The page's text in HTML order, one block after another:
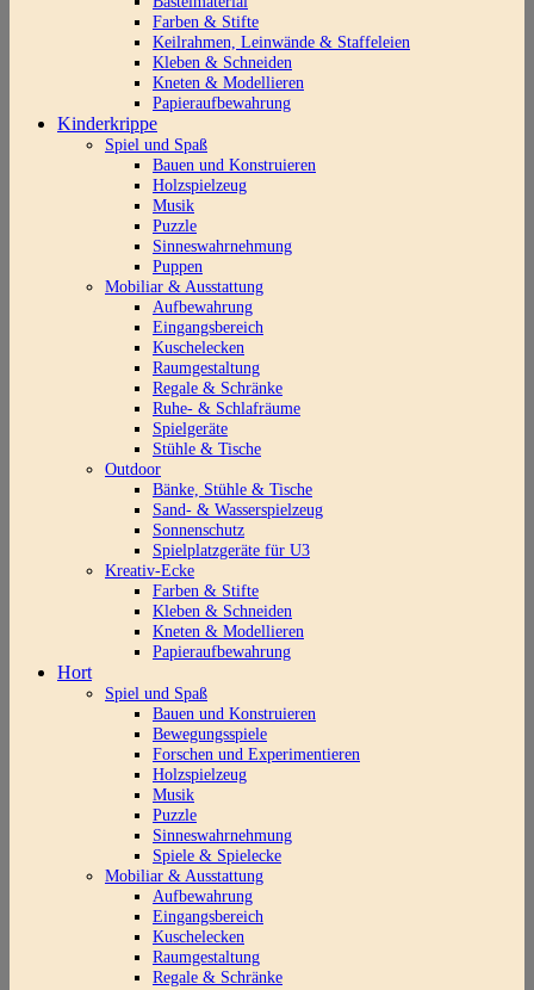
Farben & Stifte
Keilrahmen, Leinwände & Staffeleien
Kleben & Schneiden
Kneten & Modellieren
Papieraufbewahrung
Kinderkrippe
Spiel und Spaß
Bauen und Konstruieren
Holzspielzeug
Musik
Puzzle
Sinneswahrnehmung
Puppen
Mobiliar & Ausstattung
Aufbewahrung
Eingangsbereich
Kuschelecken
Raumgestaltung
Regale & Schränke
Ruhe- & Schlafräume
Spielgeräte
Stühle & Tische
Outdoor
Bänke, Stühle & Tische
Sand- & Wasserspielzeug
Sonnenschutz
Spielplatzgeräte für U3
Kreativ-Ecke
Farben & Stifte
Kleben & Schneiden
Kneten & Modellieren
Papieraufbewahrung
Hort
Spiel und Spaß
Bauen und Konstruieren
Bewegungsspiele
Forschen und Experimentieren
Holzspielzeug
Musik
Puzzle
Sinneswahrnehmung
Spiele & Spielecke
Mobiliar & Ausstattung
Aufbewahrung
Eingangsbereich
Kuschelecken
Raumgestaltung
Regale & Schränke